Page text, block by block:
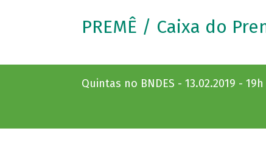
PREMÊ / Caixa do
Quintas no BNDES - 13.02.2019 - 19h